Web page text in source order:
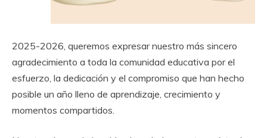
2025-2026, queremos expresar nuestro más sincero
agradecimiento a toda la comunidad educativa por el
esfuerzo, la dedicación y el compromiso que han hecho
posible un año lleno de aprendizaje, crecimiento y
momentos compartidos.